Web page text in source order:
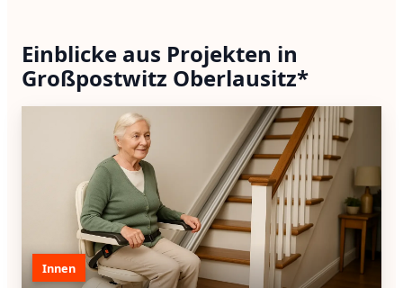
Einblicke aus Projekten in
Großpostwitz Oberlausitz*
Innen